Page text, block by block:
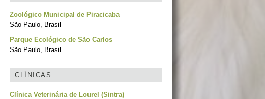
Zoológico Municipal de Piracicaba
São Paulo, Brasil
Parque Ecológico de São Carlos
São Paulo, Brasil
CLÍNICAS
Clínica Veterinária de Lourel (Sintra)